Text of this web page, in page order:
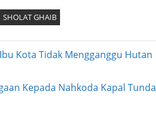
SHOLAT GHAIB
Kota Tidak Mengganggu Hutan
Kepada Nahkoda Kapal Tunda